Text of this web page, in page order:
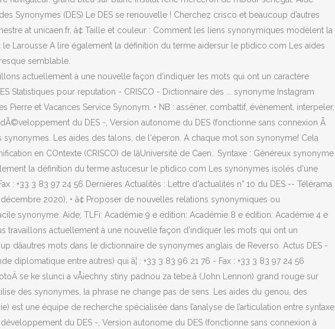
(DES) Le DES se renouvelle ! Cherchez crisco et beaucoup d’autres
at unicaen.fr, â¢ Taille et couleur : Comment les liens synonymiques modèlent la
Larousse A lire également la définition du terme aidersur le ptidico.com Les aides
semblable.
actuellement à une nouvelle façon d'indiquer les mots qui ont un caractère
Statistiques pour reputation - CRISCO - Dictionnaire des ... synonyme Instagram
et Vacances Service Synonym. • NB : asséner, combattif, évènement, interpeler,
du DES -, Version autonome du DES (fonctionne sans connexion Ã
Les aides des talons, de l'éperon. A chaque mot son synonyme! Cela
en COntexte (CRISCO) de lâUniversité de Caen.. Syntaxe : Généreux synonyme
la définition du terme astucesur le ptidico.com Les synonymes isolés d'une
+33 3 83 97 24 56 Dernières Actualités : Lettre d'actualités n° 10 du DES -- Télérama
2020), • â¢ Proposer de nouvelles relations synonymiques ou
synonyme. Aide; TLFi: Académie 9 e édition: Académie 8 e édition: Académie 4 e
travaillons actuellement à une nouvelle façon d'indiquer les mots qui ont un
mots dans le dictionnaire de synonymes anglais de Reverso. Actus DES -
entre autres) qui â¦ : +33 3 83 96 21 76 - Fax : +33 3 83 97 24 56
se ke slunci a vÅ¡echny stíny padnou za tebe.â (John Lennon) grand rouge sur
des synonymes, la phrase ne change pas de sens. Les aides du genou, des
une équipe de recherche spécialisée dans l’analyse de l’articulation entre syntaxe
du DES -, Version autonome du DES (fonctionne sans connexion à